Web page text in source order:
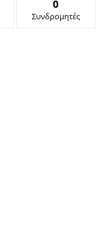
0
Συνδρομητές